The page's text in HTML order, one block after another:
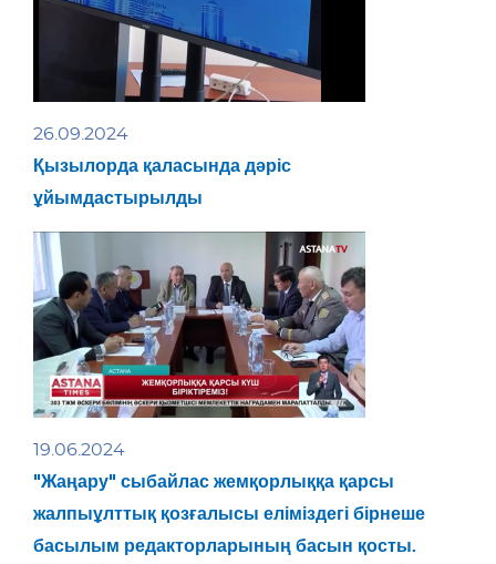
26.09.2024
Қызылорда қаласында дәріс
ұйымдастырылды
19.06.2024
"Жаңару" сыбайлас жемқорлыққа қарсы
жалпыұлттық қозғалысы еліміздегі бірнеше
басылым редакторларының басын қосты.